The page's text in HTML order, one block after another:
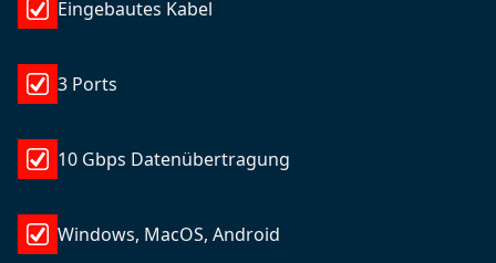
Eingebautes Kabel
3 Ports
10 Gbps Datenübertragung
Windows, MacOS, Android